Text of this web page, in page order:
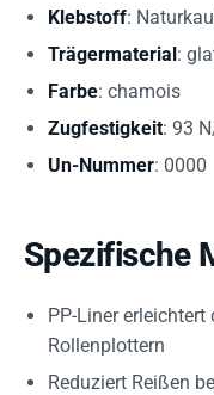
Klebstoff:
Trägermaterial:
Farbe: chamois
Zugfestigkeit: 93
Un-Nummer: 0000
Spezifische
PP-Liner
Rollenplottern
Reduziert Reißen